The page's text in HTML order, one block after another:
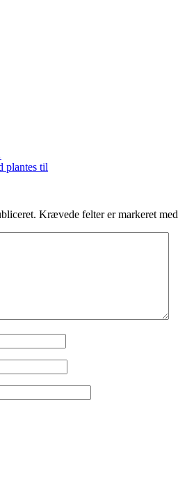
plantes til
Krævede felter er markeret med